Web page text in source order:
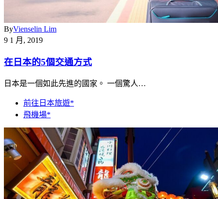
ByVienselin Lim
9 1 月, 2019
在日本的5個交通方式
日本是一個如此先進的國家。 一個驚人…
前往日本旅遊*
飛機場*